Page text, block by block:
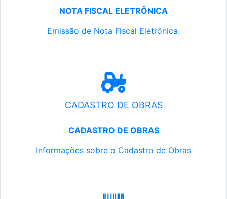
NOTA FISCAL ELETRÔNICA
Emissão de Nota Fiscal Eletrônica.
CADASTRO DE OBRAS
CADASTRO DE OBRAS
Informações sobre o Cadastro de Obras